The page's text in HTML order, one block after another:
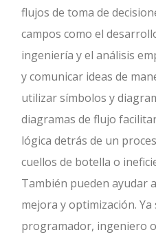
flujos de toma de
campos como el
ingeniería y el análisis
y comunicar ideas de
utilizar símbolos y
diagramas de flujo
lógica detrás de un
cuellos de botella o
También pueden ayudar
mejora y optimización. Ya
programador, ingeniero